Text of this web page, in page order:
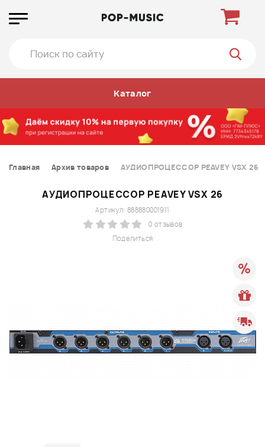
Каталог
Главная Архив товаров АУДИОПРОЦЕССОР PEAVEY VSX 26
АУДИОПРОЦЕССОР PEAVEY VSX 26
Поделиться
Артикул: 888880001911
0 отзывов